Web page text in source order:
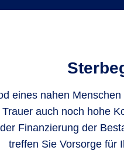
eines nahen
auch noch hohe
Finanzierung der
treffen Sie Vorsorge für